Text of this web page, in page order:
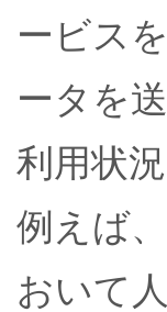
ービス
ータを
利用状
例えば
おいて